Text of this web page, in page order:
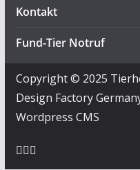
Kontakt
Fund-Tier Notruf
Copyright © 2025
Design Factory
Wordpress CMS